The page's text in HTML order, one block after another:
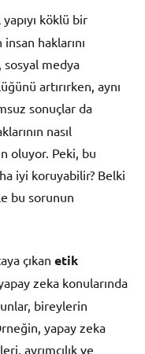
köklü bir
haklarını
medya
artırırken, aynı
sonuçlar da
nasıl
oluyor. Peki, bu
iyi koruyabilir? Belki
bu sorunun
çıkan etik
zeka konularında
bireylerin
yapay zeka
ayrımcılık ve